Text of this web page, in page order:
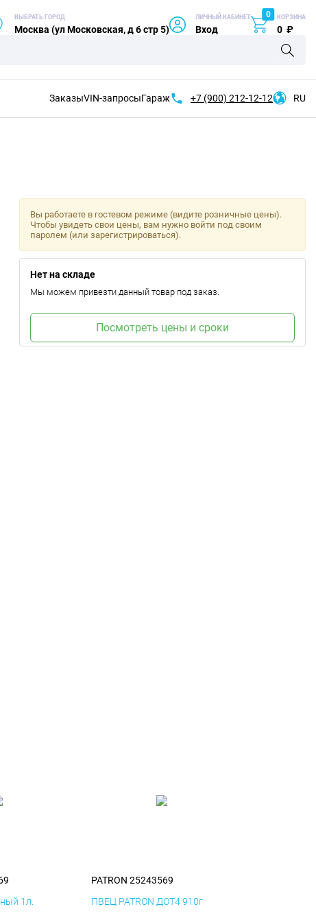
ВЫБРАТЬ ГОРОД
Москва (ул Московская, д 6 стр 5)
ЛИЧНЫЙ КАБИНЕТ
Вход
0 КОРЗИНА
0 ₽
ЗаказыVIN-запросыГараж +7 (900) 212-12-12 RU
Вы работаете в гостевом режиме (видите розничные цены).
Чтобы увидеть свои цены, вам нужно войти под своим
паролем (или зарегистрироваться).
Нет на складе
Мы можем привезти данный товар под заказ.
Посмотреть цены и сроки
1л.
PATRON 25243569
ПВЕЦ PATRON ДОТ4 910г